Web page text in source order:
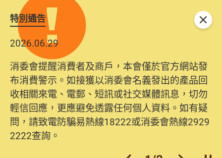
特別通告
2026.06.29
消委會提醒消費者及商戶，本會僅於官方網站發
布消費警示。如接獲以消委會名義發出的產品回
收相關來電、電郵、短訊或社交媒體訊息，切勿
輕信回應，更應避免透露任何個人資料。如有疑
問，請致電防騙易熱線18222或消委會熱線2929
2222查詢。
關閉